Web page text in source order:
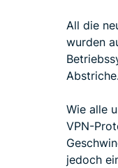
All die
wurden
Wie alle
VPN-
jedoch